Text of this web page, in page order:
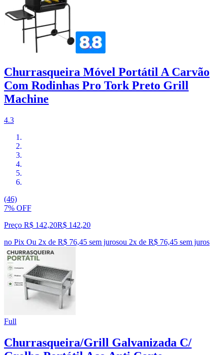
Churrasqueira Móvel Portátil A Carvão
Com Rodinhas Pro Tork Preto Grill
Machine
4.3
(46)
7% OFF
Preço R$ 142,20R$ 142,20
no Pix Ou 2x de R$ 76,45 sem jurosou 2x de R$ 76,45 sem juros
Full
Churrasqueira/Grill Galvanizada C/